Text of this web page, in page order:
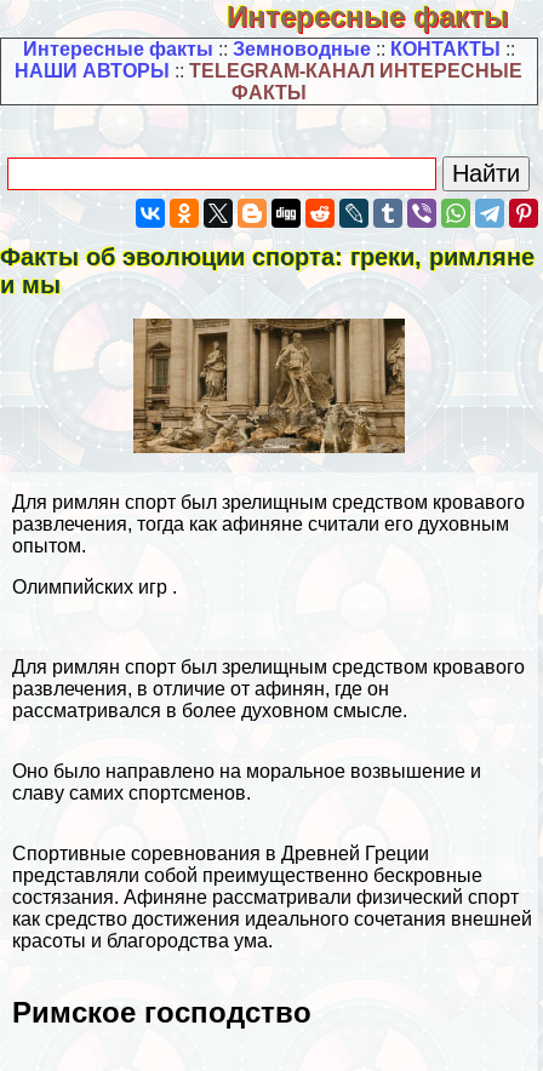
Интересные факты
Интересные факты :: Земноводные:: КОНТАКТЫ ::
НАШИ АВТОРЫ ::TELEGRAM-КАНАЛ ИНТЕРЕСНЫЕ
ФАКТЫ
Факты об эволюции спорта: греки, римляне
и мы
Для римлян спорт был зрелищным средством кровавого
развлечения, тогда как афиняне считали его духовным
опытом.
Олимпийских игр .
Для римлян спорт был зрелищным средством кровавого
развлечения, в отличие от афинян, где он
рассматривался в более духовном смысле.
Оно было направлено на мopaльное возвышение и
славу самих спортсменов.
Спортивные соревнования в Древней Греции
представляли собой преимущественно бескровные
состязания. Афиняне рассматривали физический спорт
как средство достижения идеального сочетания внешней
красоты и благородства ума.
Римское господство